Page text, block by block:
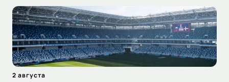
2 августа